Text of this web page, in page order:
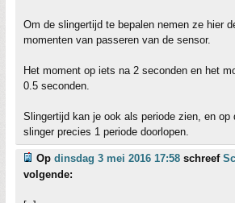
Om de slingertijd te bepalen nemen ze hier
momenten van passeren van de sensor.
Het moment op iets na 2 seconden en het
0.5 seconden.
Slingertijd kan je ook als periode zien, en op
slinger precies 1 periode doorlopen.
Op dinsdag 3 mei 2016 17:58 schreef
volgende: